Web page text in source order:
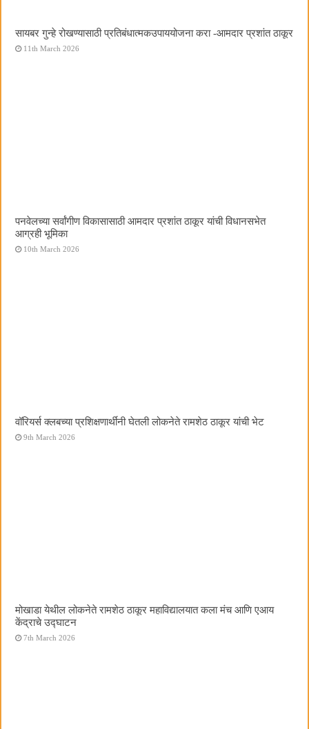
सायबर गुन्हे रोखण्यासाठी प्रतिबंधात्मकउपाययोजना करा -आमदार प्रशांत ठाकूर
11th March 2026
पनवेलच्या सर्वांगीण विकासासाठी आमदार प्रशांत ठाकूर यांची विधानसभेत
आग्रही भूमिका
10th March 2026
वॉरियर्स क्लबच्या प्रशिक्षणार्थींनी घेतली लोकनेते रामशेठ ठाकूर यांची भेट
9th March 2026
मोखाडा येथील लोकनेते रामशेठ ठाकूर महाविद्यालयात कला मंच आणि एआय
केंद्राचे उद्घाटन
7th March 2026